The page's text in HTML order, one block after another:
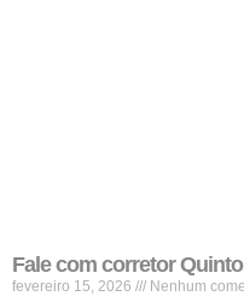
Fale com corretor
fevereiro 15, 2026 Nenhum